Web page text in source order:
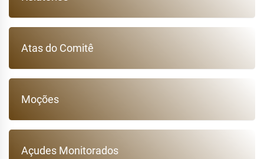
Atas do Comitê
Moções
Açudes Monitorados